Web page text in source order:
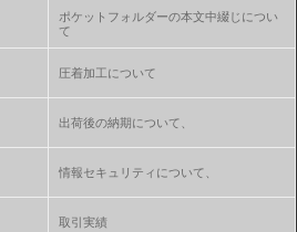
ポケットフォルダーの本文中綴じについ
て
圧着加工について
出荷後の納期について、
情報セキュリティについて、
取引実績